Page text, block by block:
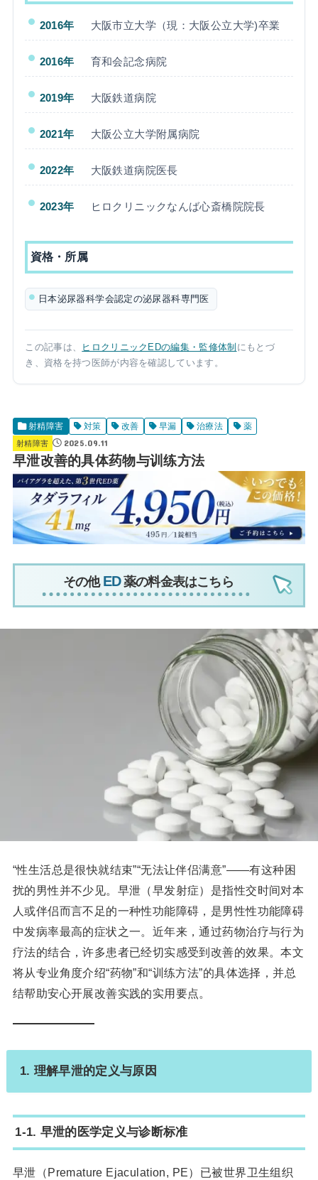
2016年 大阪市立大学（現：大阪公立大学)卒業
2016年 育和会記念病院
2019年 大阪鉄道病院
2021年 大阪公立大学附属病院
2022年 大阪鉄道病院医長
2023年 ヒロクリニックなんば心斎橋院院長
資格・所属
日本泌尿器科学会認定の泌尿器科専門医
この記事は、 ヒロクリニックEDの編集・監修体制 にもとづ
き、資格を持つ医師が内容を確認しています。
射精障害 対策 改善 早漏 治療法 薬
射精障害 2025.09.11
早泄改善的具体药物与训练方法
その他 薬の料金表はこちら
“性生活总是很快就结束”“无法让伴侣满意”——有这种困
扰的男性并不少见。早泄（早发射症）是指性交时间对本
人或伴侣而言不足的一种性功能障碍，是男性性功能障碍
中发病率最高的症状之一。近年来，通过药物治疗与行为
疗法的结合，许多患者已经切实感受到改善的效果。本文
将从专业角度介绍“药物”和“训练方法”的具体选择，并总
结帮助安心开展改善实践的实用要点。
1. 理解早泄的定义与原因
1-1. 早泄的医学定义与诊断标准
早泄（Premature Ejaculation, PE）已被世界卫生组织